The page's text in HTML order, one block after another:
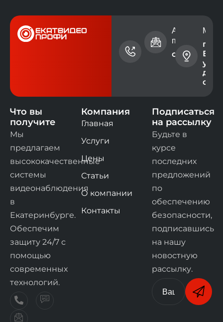
телефона
+7 (343)
Адрес
почты
г.
ул.
дом
Что вы
получите
Мы
предлагаем
высококачественные
системы
видеонаблюдения
в
Екатеринбурге.
Обеспечим
защиту 24/7 с
помощью
современных
технологий.
Компания
Главная
Услуги
Цены
Статьи
О компании
Контакты
Подписаться
на рассылку
Будьте в
курсе
последних
предложений
по
обеспечению
безопасности,
подписавшись
на нашу
новостную
рассылку.